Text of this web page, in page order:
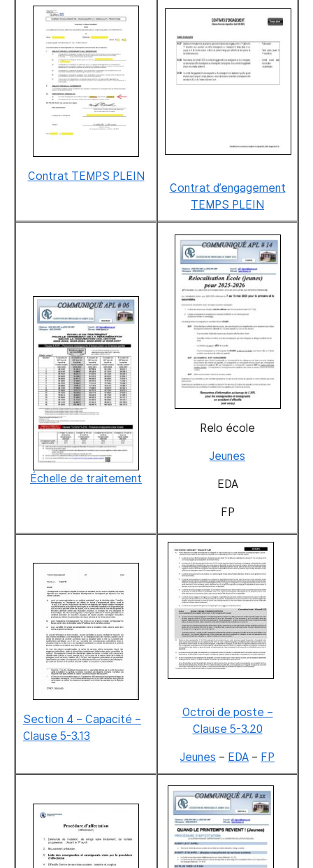
Contrat TEMPS PLEIN
Contrat d’engagement
TEMPS PLEIN
Échelle de traitement
Relo école
Jeunes
EDA
FP
Section 4 – Capacité –
Clause 5-3.13
Octroi de poste –
Clause 5-3.20
Jeunes – EDA – FP